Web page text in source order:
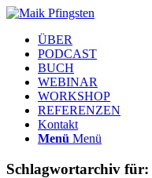
ÜBER
PODCAST
BUCH
WEBINAR
WORKSHOP
REFERENZEN
Kontakt
Menü Menü
Schlagwortarchiv für: